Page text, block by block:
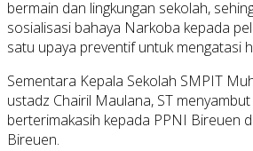
bermain dan lingkungan sekolah,
sosialisasi bahaya Narkoba kepada
satu upaya preventif untuk mengatasi
Sementara Kepala Sekolah SMPIT
ustadz Chairil Maulana, ST
berterimakasih kepada PPNI Bireuen
Bireuen.